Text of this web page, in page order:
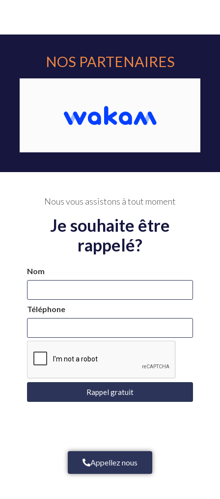
NOS PARTENAIRES
Nous vous assistons à tout moment
Je souhaite être
rappelé?
Nom
Téléphone
Rappel gratuit
Appellez nous